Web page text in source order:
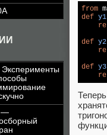
Эксперименты
—
from
def y1
def y2
def y3